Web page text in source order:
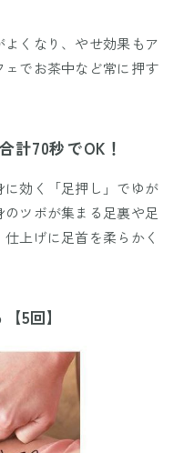
くなり、やせ効果もア
でお茶中など常に押す
計70秒でOK！
効く「足押し」でゆが
ツボが集まる足裏や足
上げに足首を柔らかく
5回】